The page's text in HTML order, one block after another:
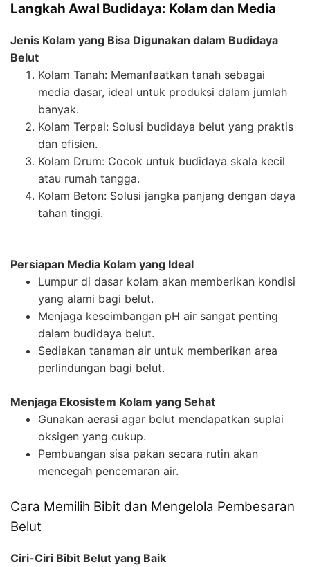
Langkah Awal Budidaya: Kolam dan Media
Jenis Kolam yang Bisa Digunakan dalam Budidaya
Belut
Kolam Tanah: Memanfaatkan tanah sebagai
media dasar, ideal untuk produksi dalam jumlah
banyak.
Kolam Terpal: Solusi budidaya belut yang praktis
dan efisien.
Kolam Drum: Cocok untuk budidaya skala kecil
atau rumah tangga.
Kolam Beton: Solusi jangka panjang dengan daya
tahan tinggi.
Persiapan Media Kolam yang Ideal
Lumpur di dasar kolam akan memberikan kondisi
yang alami bagi belut.
Menjaga keseimbangan pH air sangat penting
dalam budidaya belut.
Sediakan tanaman air untuk memberikan area
perlindungan bagi belut.
Menjaga Ekosistem Kolam yang Sehat
Gunakan aerasi agar belut mendapatkan suplai
oksigen yang cukup.
Pembuangan sisa pakan secara rutin akan
mencegah pencemaran air.
Cara Memilih Bibit dan Mengelola Pembesaran
Belut
Ciri-Ciri Bibit Belut yang Baik